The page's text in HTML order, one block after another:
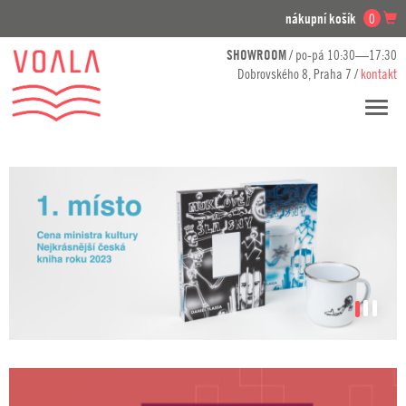
nákupní košík 0
SHOWROOM/ po-pá 10:30—17:30
Dobrovského 8, Praha 7 /kontakt